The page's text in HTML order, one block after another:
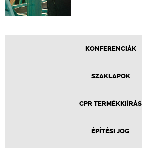
KONFERENCIÁK
SZAKLAPOK
CPR TERMÉKKIÍRÁS
ÉPÍTÉSI JOG